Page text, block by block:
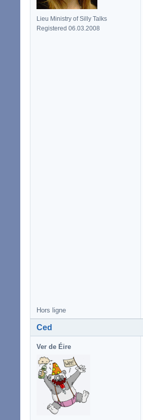
Lieu Ministry of Silly Talks
Registered 06.03.2008
Hors ligne
Ced
Ver de Éire